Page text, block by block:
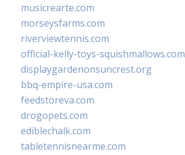
musicrearte.com
morseysfarms.com
riverviewtennis.com
official-kelly-toys-squishmallows.com
displaygardenonsuncrest.org
bbq-empire-usa.com
feedstoreva.com
drogopets.com
ediblechalk.com
tabletennisnearme.com